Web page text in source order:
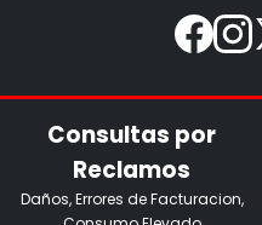
Consultas por
Reclamos
Daños, Errores de Facturacion,